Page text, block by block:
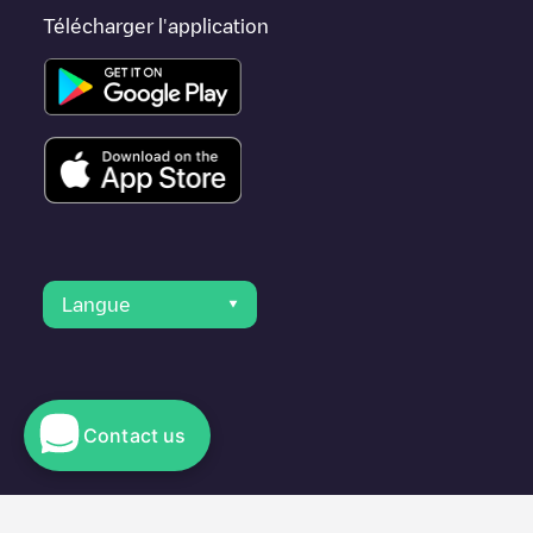
Télécharger l'application
Langue
© 2023 Electromaps
Contact us